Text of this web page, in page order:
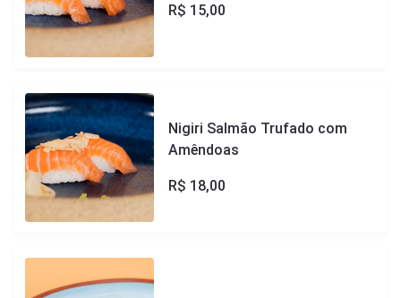
R$ 15,00
Nigiri Salmão Trufado com
Amêndoas
R$ 18,00